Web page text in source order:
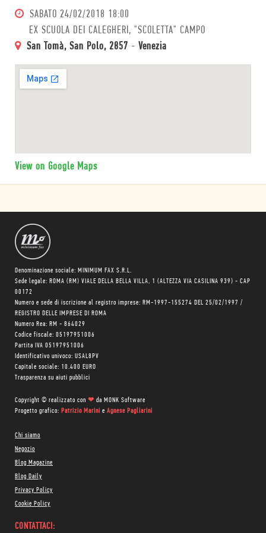
SABATO 24/02/2018 18:00
EX SCUOLA DEI CALEGHERI, "SCOLETTA" CAMPO
San Tomà, San Polo, 2857 - Venezia
View on Google Maps
Denominazione sociale: MINIMUM FAX S.R.L.
Sede legale: ROMA (RM) VIALE DELLA BELLA VILLA, 1 (ALTEZZA VIA CASILINA 939) - CAP
00172
Numero e sede di iscrizione al registro imprese: RM-1997-155274 DEL 25/02/1997 /
REGISTRO DELLE IMPRESE DI ROMA
Numero Rea: RM - 864029
Codice fiscale: 05197951006
Partita IVA 05197951006
Identificativo univoco: USAL8PV
Capitale sociale: 10.400 EURO
Trasparenza su aiuti pubblici
Copyright © realizzato con ❤ da MONK Software
Progetto grafico: Patrizio Marini e Agnese Pagliarini
Chi siamo
Negozio
Blog Magazine
Blog Daily
Privacy Policy
Cookie Policy
CONTATTACI: